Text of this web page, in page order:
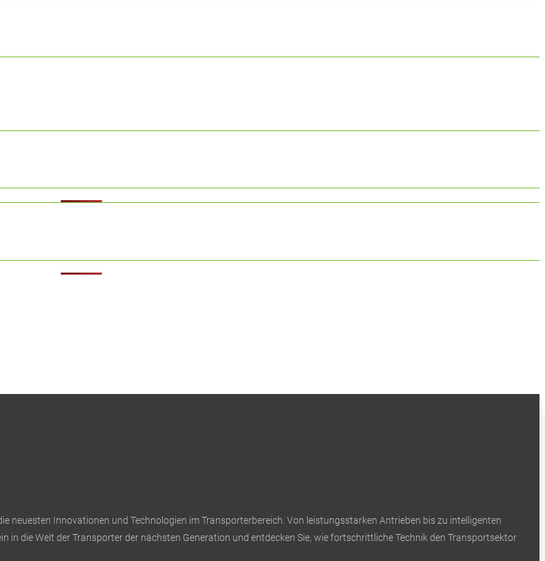
neuesten Innovationen und Technologien im Transporterbereich. Von leistungsstarken Antrieben bis zu intelligenten
in die Welt der Transporter der nächsten Generation und entdecken Sie, wie fortschrittliche Technik den Transportsektor